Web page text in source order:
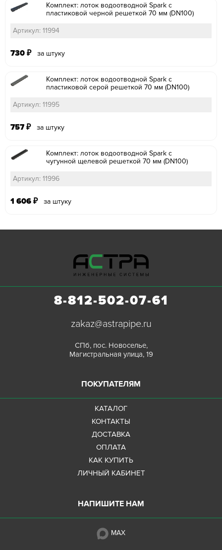
Комплект: лоток водоотводной Spark с
пластиковой черной решеткой 70 мм (DN100)
Артикул: 11994
730 ₽ за штуку
Комплект: лоток водоотводной Spark с
пластиковой серой решеткой 70 мм (DN100)
Артикул: 11995
757 ₽ за штуку
Комплект: лоток водоотводной Spark с
чугунной щелевой решеткой 70 мм (DN100)
Артикул: 11996
1 606 ₽ за штуку
8-812-502-07-61
zakaz@astrapipe.ru
СПб, пос. Новоселье,
Магистральная улица, 19
ПОКУПАТЕЛЯМ
КАТАЛОГ
КОНТАКТЫ
ДОСТАВКА
ОПЛАТА
КАК КУПИТЬ
ЛИЧНЫЙ КАБИНЕТ
НАПИШИТЕ НАМ
MAX